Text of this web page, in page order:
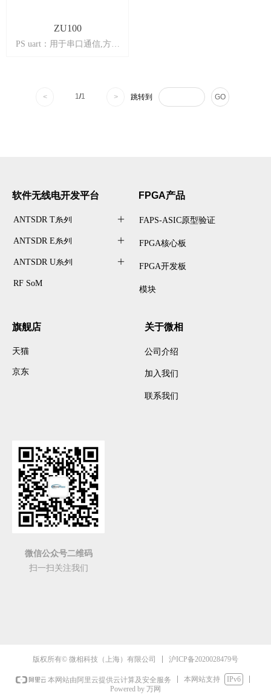
ZU100
PS uart：用于串口通信,方便
Mini DP：1 路 Mini Display
CAN：两路CAN接口
RS485：两路RS485接口
HDMI输出：一路hdmi输出，
支持1080P@60Hz输出
MIPI：1个摄像头mipi接口，
PCIex2：支持 Pcle 3.0标准(兼
温度传感器：1片温度传感器
芯片 LM75，检测周围环境温
< 1/1 > 跳转到 GO
ꄶ
ANTSDR T系列
ꄶ
ANTSDR E系列
ꄶ
ANTSDR U系列
RF SoM
软件无线电开发平台 FPGA产品
FAPS-ASIC原型验证
FPGA核心板
FPGA开发板
模块
关于微相
公司介绍
加入我们
联系我们
旗舰店
天猫
京东
微信公众号二维码
扫一扫关注我们
版权所有© 微相科技（上海）有限公司 沪ICP备2020028479号
本网站由阿里云提供云计算及安全服务 本网站支持
IPv6
Powered by 万网